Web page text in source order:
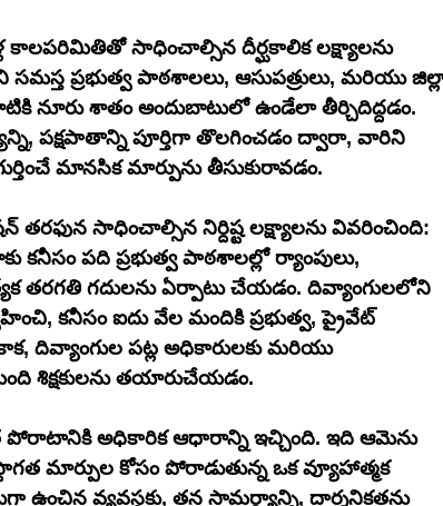
కాలపరిమితితో సాధించాల్సిన దీర్ఘకాలిక లక్ష్యాలను
ప్రభుత్వ పాఠశాలలు, ఆసుపత్రులు, మరియు
నూరు శాతం అందుబాటులో ఉండేలా తీర్చిదిద్దడం.
పక్షపాతాన్ని పూర్తిగా తొలగించడం ద్వారా, వారిని
మానసిక మార్పును తీసుకురావడం.
సాధించాల్సిన నిర్దిష్ట లక్ష్యాలను వివరించింది:
పది ప్రభుత్వ పాఠశాలల్లో ర్యాంపులు,
తరగతి గదులను ఏర్పాటు చేయడం. దివ్యాంగులలోని
కనీసం ఐదు వేల మందికి ప్రభుత్వ, ప్రైవేట్
దివ్యాంగుల పట్ల అధికారులకు మరియు
శిక్షకులను తయారుచేయడం.
పోరాటానికి అధికారిక ఆధారాన్ని ఇచ్చింది. ఇది ఆమెను
మార్పుల కోసం పోరాడుతున్న ఒక వ్యూహాత్మక
ఉంచిన వ్యవస్థకు, తన సామర్థ్యాన్ని, దార్శనికతను